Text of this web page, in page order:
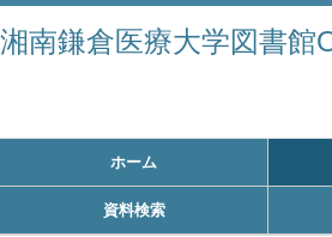
湘南鎌倉医療大学図書館
ホーム
資料検索